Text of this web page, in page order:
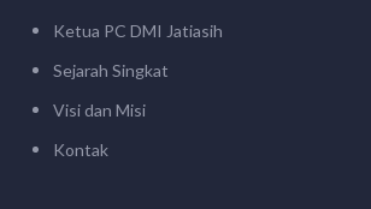
Ketua PC DMI Jatiasih
Sejarah Singkat
Visi dan Misi
Kontak